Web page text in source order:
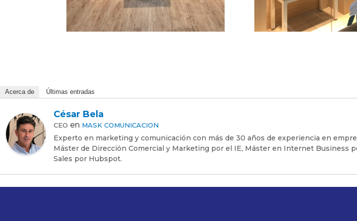
Acerca de Últimas entradas
César Bela
CEO en MASK COMUNICACION
Experto en marketing y comunicación con más de 30 años de experiencia en
Máster de Dirección Comercial y Marketing por el IE, Máster en Internet
Sales por Hubspot.